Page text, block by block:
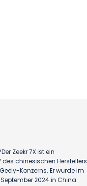
Zeekr 7X ist ein
chinesischen Herstellers
Konzerns. Er wurde im
2024 in China